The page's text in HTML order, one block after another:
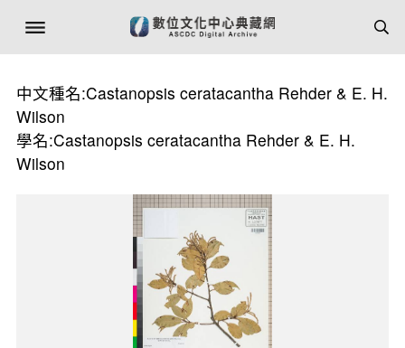
中文種名:Castanopsis ceratacantha Rehder & E. H.
Wilson
學名:Castanopsis ceratacantha Rehder & E. H.
Wilson